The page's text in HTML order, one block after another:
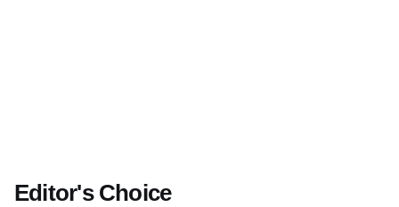
Editor's Choice